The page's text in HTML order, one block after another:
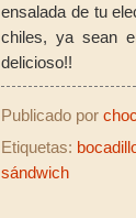
ensalada de tu
chiles, ya sean
delicioso!!
Publicado por
Etiquetas:
sándwich